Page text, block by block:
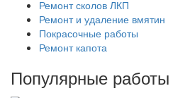
Ремонт сколов ЛКП
Ремонт и удаление вмятин
Покрасочные работы
Ремонт капота
Популярные работы